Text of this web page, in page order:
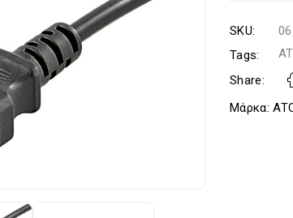
SKU:
Tags:
Share:
Μάρκα: